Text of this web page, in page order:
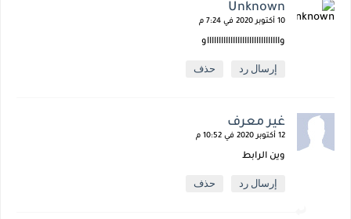
Unknown
10 أكتوبر 2020 في 7:24 م
واااااااااااااااااااااااااااااااو
إرسال رد حذف
غير معرف
12 أكتوبر 2020 في 10:52 م
وين الرابط
إرسال رد حذف